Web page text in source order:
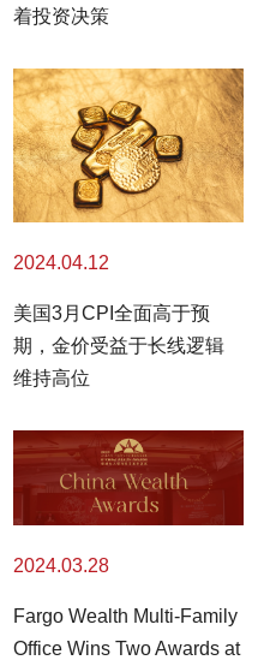
着投资决策
2024.04.12
美国3月CPI全面高于预
期，金价受益于长线逻辑
维持高位
2024.03.28
Fargo Wealth Multi-Family
Office Wins Two Awards at